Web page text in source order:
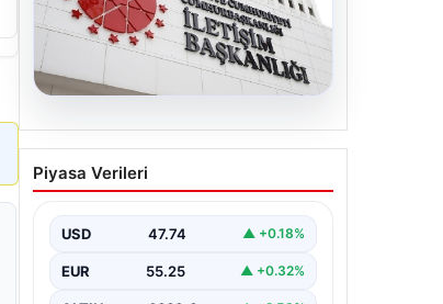
Mekke Ortak Savunma
Anlaşması. DMM’den
iddialara yalanlama geldi
Piyasa Verileri
USD 47.74 ▲ +0.18%
EUR 55.25 ▲ +0.32%